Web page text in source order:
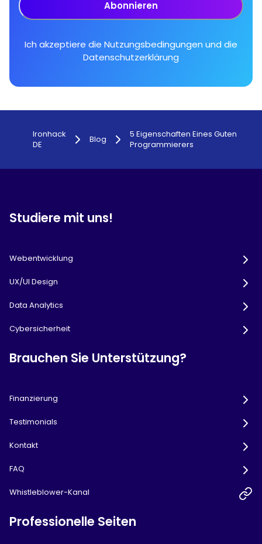
Abonnieren
Ich akzeptiere die Nutzungsbedingungen und die
Datenschutzerklärung
Ironhack
DE
Blog
5 Eigenschaften Eines Guten
Programmierers
Studiere mit uns!
Webentwicklung
UX/UI Design
Data Analytics
Cybersicherheit
Brauchen Sie Unterstützung?
Finanzierung
Testimonials
Kontakt
FAQ
Whistleblower-Kanal
Professionelle Seiten